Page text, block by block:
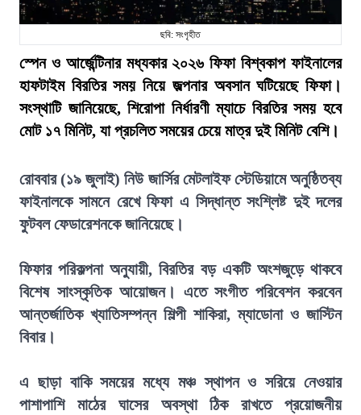
ছবি: সংগৃহীত
স্পেন ও আর্জেন্টিনার মধ্যকার ২০২৬ ফিফা বিশ্বকাপ ফাইনালের
হাফটাইম বিরতির সময় নিয়ে জল্পনার অবসান ঘটিয়েছে ফিফা।
সংস্থাটি জানিয়েছে, শিরোপা নির্ধারণী ম্যাচে বিরতির সময় হবে
মোট ১৭ মিনিট, যা প্রচলিত সময়ের চেয়ে মাত্র দুই মিনিট বেশি।
রোববার (১৯ জুলাই) নিউ জার্সির মেটলাইফ স্টেডিয়ামে অনুষ্ঠিতব্য
ফাইনালকে সামনে রেখে ফিফা এ সিদ্ধান্ত সংশ্লিষ্ট দুই দলের
ফুটবল ফেডারেশনকে জানিয়েছে।
ফিফার পরিকল্পনা অনুযায়ী, বিরতির বড় একটি অংশজুড়ে থাকবে
বিশেষ সাংস্কৃতিক আয়োজন। এতে সংগীত পরিবেশন করবেন
আন্তর্জাতিক খ্যাতিসম্পন্ন শিল্পী শাকিরা, ম্যাডোনা ও জাস্টিন
বিবার।
এ ছাড়া বাকি সময়ের মধ্যে মঞ্চ স্থাপন ও সরিয়ে নেওয়ার
পাশাপাশি মাঠের ঘাসের অবস্থা ঠিক রাখতে প্রয়োজনীয়